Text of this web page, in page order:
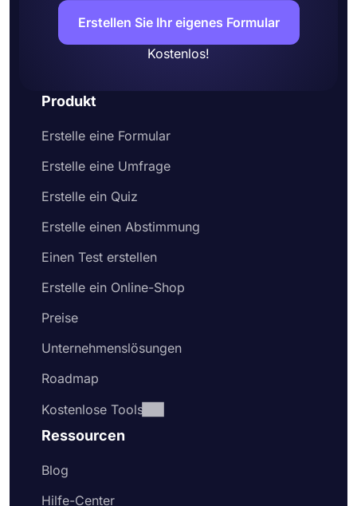
Erstellen Sie Ihr eigenes Formular
Kostenlos!
Produkt
Erstelle eine Formular
Erstelle eine Umfrage
Erstelle ein Quiz
Erstelle einen Abstimmung
Einen Test erstellen
Erstelle ein Online-Shop
Preise
Unternehmenslösungen
Roadmap
Kostenlose Tools
Ressourcen
Blog
Hilfe-Center